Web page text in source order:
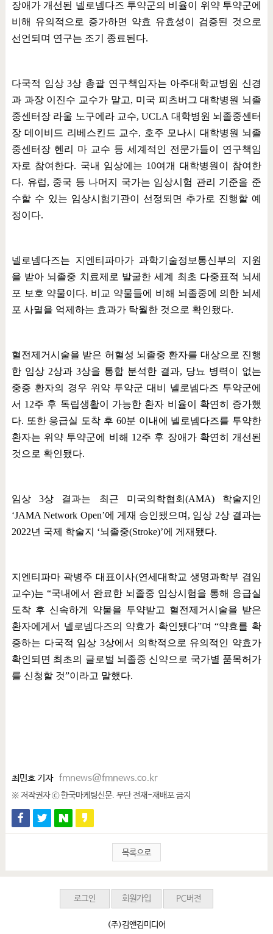
장애가 개선된 넬로넴다즈 투약군의 비율이 위약 투약군에
비해 유의적으로 증가하면 약효 유효성이 검증된 것으로
선언되며 연구는 조기 종료된다.
다국적 임상3상 총괄 연구책임자는 아주대학교병원 신경
과 과장 이진수 교수가 맡고, 미국 피츠버그 대학병원 뇌졸
중센터장 라울 노구에라 교수, UCLA 대학병원 뇌졸중센터
장 데이비드 리베스킨드 교수, 호주 모나시 대학병원 뇌졸
중센터장 헨리 마 교수 등 세계적인 전문가들이 연구책임
자로 참여한다. 국내 임상에는 10여개 대학병원이 참여한
다. 유럽, 중국 등 나머지 국가는 임상시험 관리 기준을 준
수할 수 있는 임상시험기관이 선정되면 추가로 진행할 예
정이다.
넬로넴다즈는 지엔티파마가 과학기술정보통신부의 지원
을 받아 뇌졸중 치료제로 발굴한 세계 최초 다중표적 뇌세
포 보호 약물이다. 비교 약물들에 비해 뇌졸중에 의한 뇌세
포 사멸을 억제하는 효과가 탁월한 것으로 확인됐다.
혈전제거시술을 받은 허혈성 뇌졸중 환자를 대상으로 진행
한 임상 2상과 3상을 통합 분석한 결과, 당뇨 병력이 없는
중증 환자의 경우 위약 투약군 대비 넬로넴다즈 투약군에
서 12주 후 독립생활이 가능한 환자 비율이 확연히 증가했
다. 또한 응급실 도착 후 60분 이내에 넬로넴다즈를 투약한
환자는 위약 투약군에 비해 12주 후 장애가 확연히 개선된
것으로 확인됐다.
임상3상 결과는 최근 미국의학협회 (AMA) 학술지인
‘JAMA Network Open’에 게재 승인됐으며 , 임상 2상 결과는
2022년 국제 학술지 ‘뇌졸중(Stroke)’에 게재됐다.
지엔티파마 곽병주 대표이사(연세대학교 생명과학부 겸임
교수)는 “국내에서 완료한 뇌졸중 임상시험을 통해 응급실
도착 후 신속하게 약물을 투약받고 혈전제거시술을 받은
환자에게서 넬로넴다즈의 약효가 확인됐다”며“약효를 확
증하는 다국적 임상 3상에서 의학적으로 유의적인 약효가
확인되면 최초의 글로벌 뇌졸중 신약으로 국가별 품목허가
를 신청할 것”이라고 말했다.
최민호 기자 fmnews@fmnews.co.kr
※ 저작권자 ⓒ 한국마케팅신문. 무단 전재-재배포 금지
목록으로
로그인 회원가입 PC버전
(주)김앤김미디어